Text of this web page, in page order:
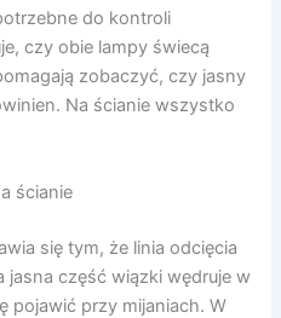
do kontroli
czy obie lampy świecą
zobaczyć, czy jasny
Na ścianie wszystko
ścianie
się tym, że linia odcięcia
jasna część wiązki wędruje w
pojawić przy mijaniach. W